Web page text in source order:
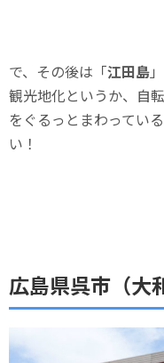
で、その後は「江田島
観光地化というか、自
をぐるっとまわってい
い！
広島県呉市（大